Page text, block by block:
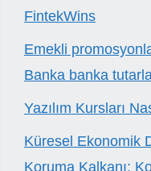
FintekWins
Emekli
Banka banka
Yazılım Kursları
Küresel Ekonomik
Koruma Kalkanı: